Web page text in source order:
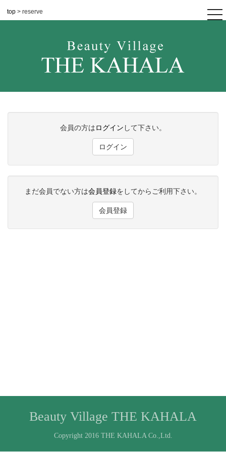
top > reserve
会員の方はログイン して下さい。
ログイン
まだ会員でない方は会員登録をしてからご利用下さい。
会員登録
Beauty Village THE KAHALA
Copyright 2016 THE KAHALA Co.,Ltd.